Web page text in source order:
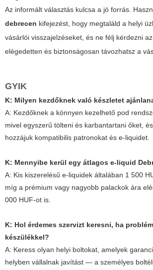
Az informált választás kulcsa a jó forrás.
debrecen kifejezést, hogy megtaláld a helyi
vásárlói visszajelzéseket, és ne félj kérdezni
elégedetten és biztonságosan távozhatsz a
GYIK
K: Milyen kezdőknek való készletet
A: Kezdőknek a könnyen kezelhető pod
mivel egyszerű tölteni és karbantartani őket,
hozzájuk kompatibilis patronokat és e-liquidet.
K: Mennyibe kerül egy átlagos e-liquid
A: Kis kiszerelésű e-liquidek általában 1 500
míg a prémium vagy nagyobb palackok ára
000 HUF-ot is.
K: Hol érdemes szervizt keresni, ha
készülékkel?
A: Keress olyan helyi boltokat, amelyek
helyben vállalnak javítást — a személyes